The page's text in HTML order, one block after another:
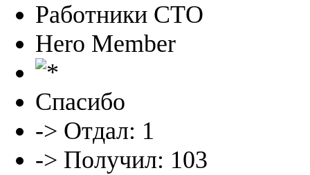
Работники СТО
Hero Member
Спасибо
-> Отдал: 1
-> Получил: 103